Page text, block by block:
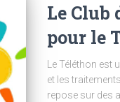
Le Club
pour le
Le Téléthon
et les
repose sur des